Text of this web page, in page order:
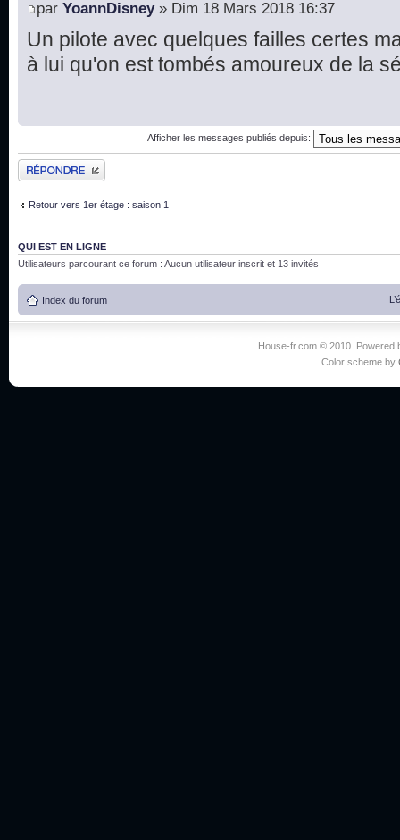
par YoannDisney» Dim 18 Mars 2018 16:37
Un pilote avec quelques failles certes
à lui qu'on est tombés amoureux de la
Afficher les messages publiés depuis:
Publier une réponse
Retour vers 1er étage : saison 1
QUI EST EN LIGNE
Utilisateurs parcourant ce forum : Aucun utilisateur inscrit et 13 invités
Index du forum
House-fr.com © 2010. Powered
Color scheme by